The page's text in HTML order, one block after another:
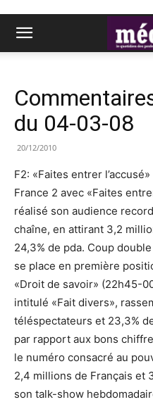
du 04-03-08
20/12/2010
F2: «Faites entrer
France 2 avec «Faites
réalisé son audience
chaîne, en attirant 3,2
24,3% de pda. Coup
se place en première
«Droit de savoir» (22h45-
intitulé «Fait divers»,
téléspectateurs et 23,3%
par rapport aux bons
le numéro consacré au
2,4 millions de Français et
son talk-show